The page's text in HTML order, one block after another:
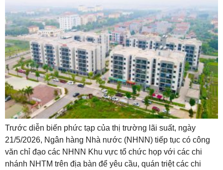
Trước diễn biến phức tạp của thị trường lãi suất, ngày
21/5/2026, Ngân hàng Nhà nước (NHNN) tiếp tục có công
văn chỉ đạo các NHNN Khu vực tổ chức họp với các chi
nhánh NHTM trên địa bàn để yêu cầu, quán triệt các chi